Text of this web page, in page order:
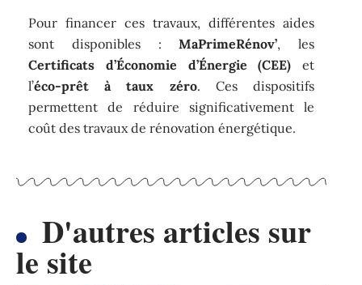
Pour financer ces travaux, différentes aides
sont disponibles :MaPrimeRénov’, les
Certificats d’Économie d’Énergie (CEE) et
l’éco-prêt à taux zéro. Ces dispositifs
permettent de réduire significativement le
coût des travaux de rénovation énergétique.
D'autres articles sur
le site